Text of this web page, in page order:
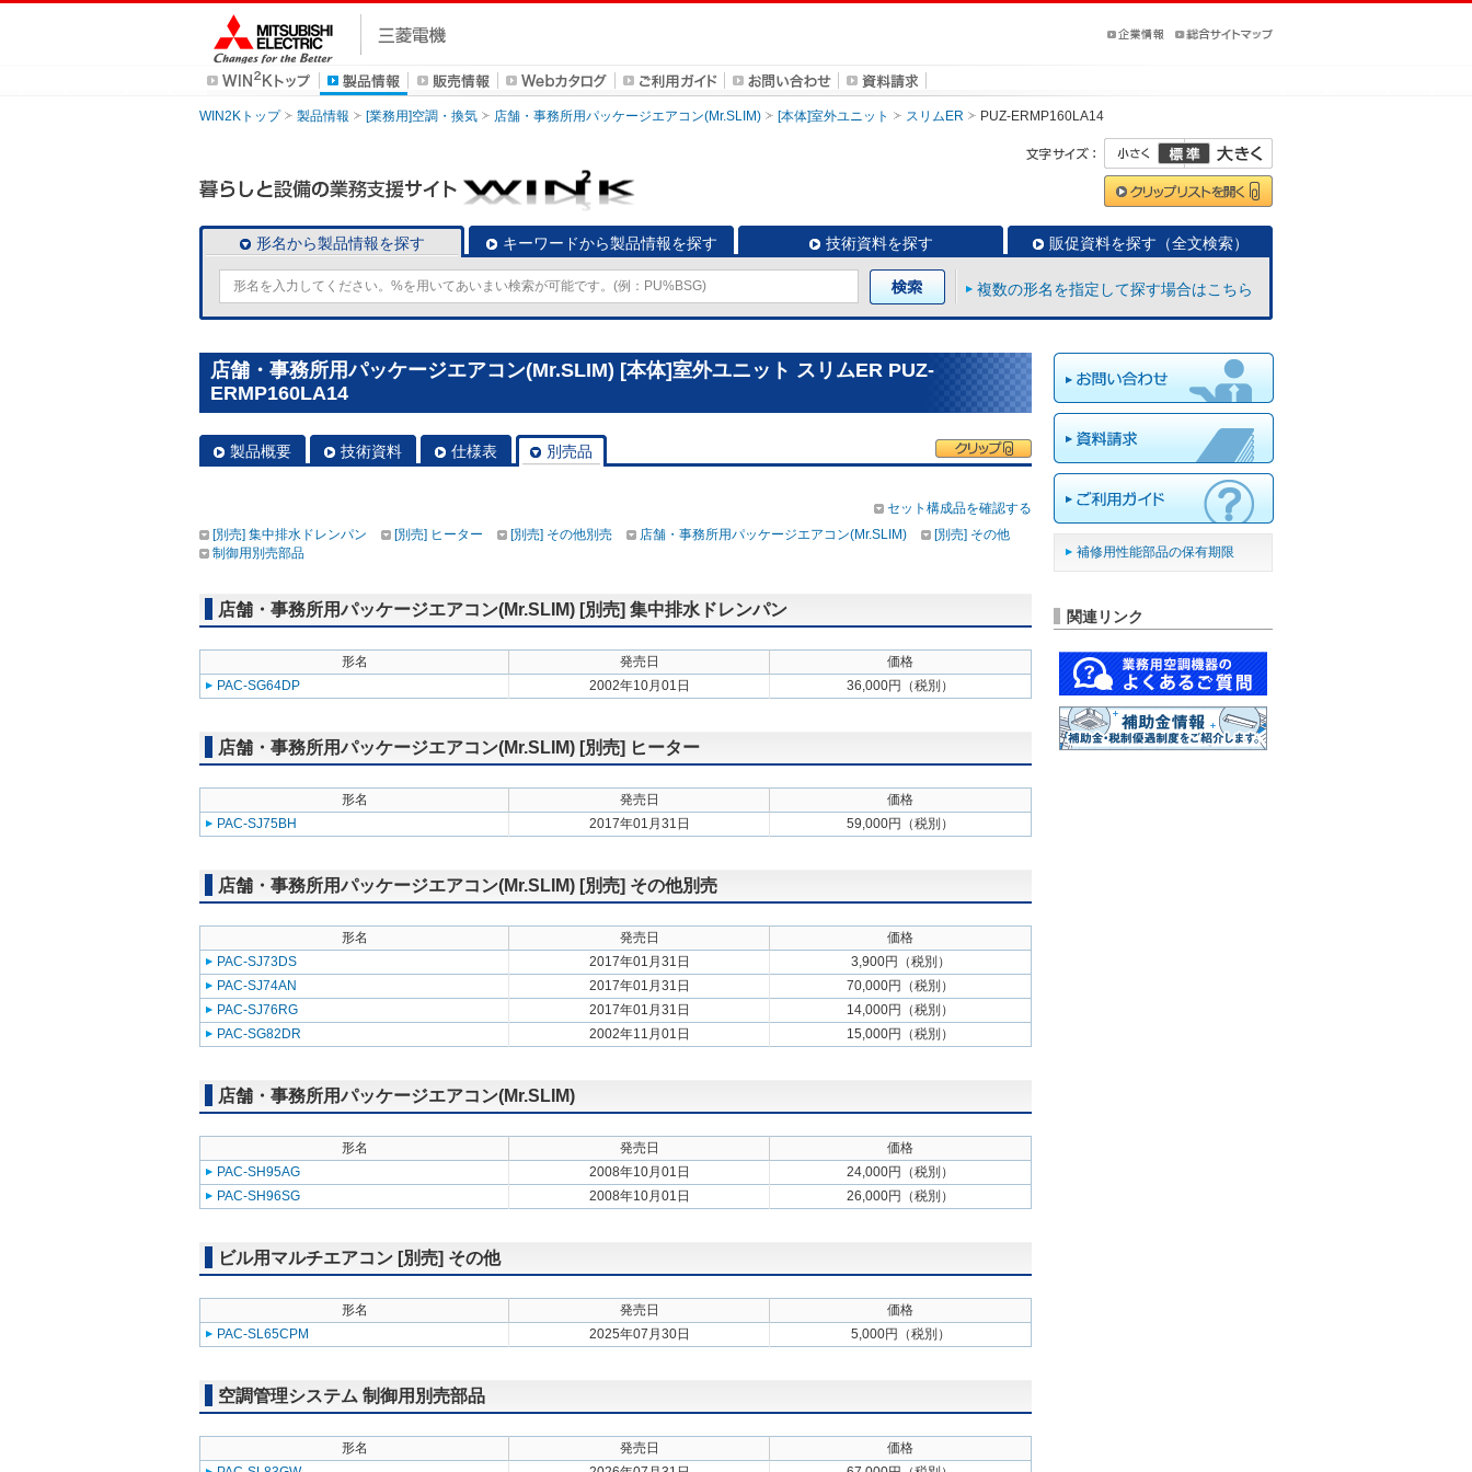
WIN2Kトップ 製品情報 [業務用]空調・換気 店舗・事務所用パッケージエアコン(Mr.SLIM) [本体]室外ユニット スリムER PUZ-ERMP160LA14
形名から製品情報を探す キーワードから製品情報を探す 技術資料を探す 販促資料を探す（全文検索）
複数の形名を指定して探す場合はこちら
店舗・事務所用パッケージエアコン(Mr.SLIM) [本体]室外ユニット スリムER PUZ-
ERMP160LA14
製品概要 技術資料 仕様表 別売品
セット構成品を確認する
[別売] 集中排水ドレンパン
[別売] ヒーター [別売] その他別売 店舗・事務所用パッケージエアコン(Mr.SLIM)
[別売] その他
制御用別売部品
店舗・事務所用パッケージエアコン(Mr.SLIM) [別売] 集中排水ドレンパン
形名 発売日
価格
PAC-SG64DP
2002年10月01日 36,000円（税別）
店舗・事務所用パッケージエアコン(Mr.SLIM) [別売] ヒーター
形名 発売日
価格
PAC-SJ75BH
2017年01月31日 59,000円（税別）
店舗・事務所用パッケージエアコン(Mr.SLIM) [別売] その他別売
形名 発売日
価格
PAC-SJ73DS
2017年01月31日
3,900円（税別）
PAC-SJ74AN
2017年01月31日
70,000円（税別）
PAC-SJ76RG
2017年01月31日
14,000円（税別）
PAC-SG82DR
2002年11月01日 15,000円（税別）
店舗・事務所用パッケージエアコン(Mr.SLIM)
形名 発売日
価格
PAC-SH95AG
2008年10月01日
24,000円（税別）
PAC-SH96SG
2008年10月01日 26,000円（税別）
ビル用マルチエアコン [別売] その他
形名 発売日
価格
PAC-SL65CPM
2025年07月30日 5,000円（税別）
空調管理システム 制御用別売部品
形名 発売日
価格
補修用性能部品の保有期限
関連リンク